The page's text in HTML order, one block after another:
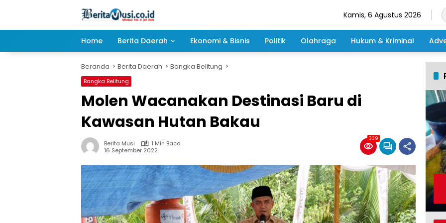
Kamis, 6 Agustus 2026
Home Berita Daerah Ekonomi & Bisnis Politik Olahraga Hukum & Kriminal
Beranda Berita Daerah Bangka Belitung
Bangka Belitung
Molen Wacanakan Destinasi Baru di
Kawasan Hutan Bakau
Berita Musi
1 Min Baca
16 September 2022
339